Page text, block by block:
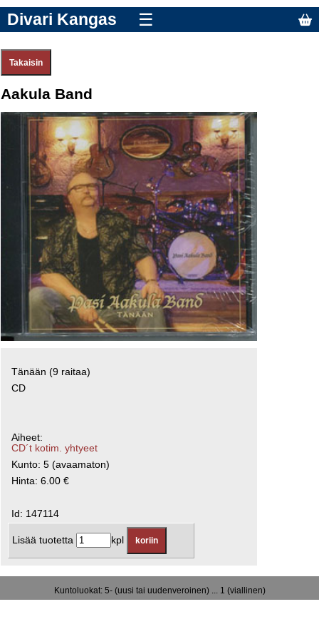
Divari Kangas ☰
Aakula Band
Tänään (9 raitaa)
CD
Aiheet:
CD´t kotim. yhtyeet
Kunto: 5 (avaamaton)
Hinta: 6.00 €
Id: 147114
Lisää tuotetta kpl
Kuntoluokat: 5- (uusi tai uudenveroinen) ... 1 (viallinen)